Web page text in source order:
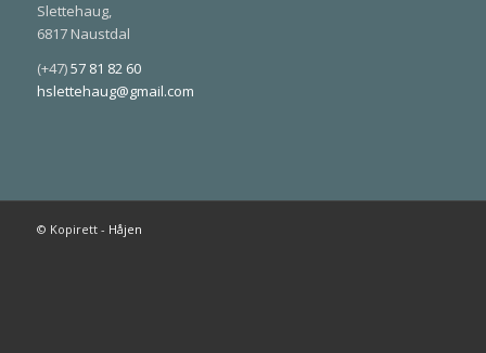
Slettehaug,
6817 Naustdal
(+47)57 81 82 60
hslettehaug@gmail.com
© Kopirett - Håjen